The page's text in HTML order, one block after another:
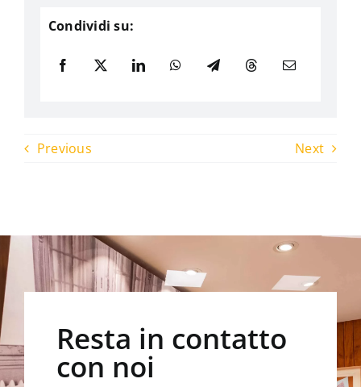
Condividi su:
Previous Next
Resta in contatto
con noi